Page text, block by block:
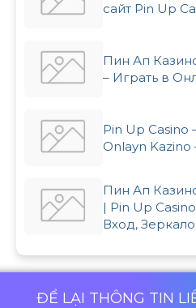
сайт Pin Up
Пин Ап
– Играть в
Pin Up Casino
Onlayn Kazino
Пин Ап
| Pin Up
Вход, Зеркало
ĐỂ LẠI THÔNG TIN